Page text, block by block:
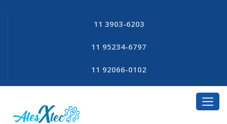
11 3903-6203
11 95234-6797
11 92066-0102